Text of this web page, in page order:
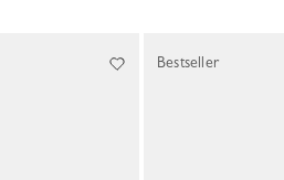
Bestseller